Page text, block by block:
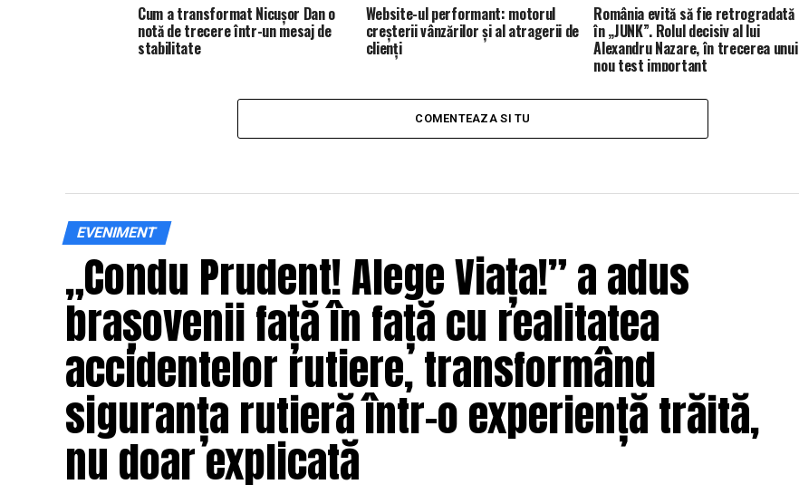
Cum a transformat Nicușor Dan o
notă de trecere într-un mesaj de
stabilitate
Website-ul performant: motorul
creșterii vânzărilor și al atragerii de
clienți
România evită să fie retrogradată
în „JUNK”. Rolul decisiv al lui
Alexandru Nazare, în trecerea unui
nou test important
COMENTEAZA SI TU
EVENIMENT
„Condu Prudent! Alege Viața!” a adus
brașovenii față în față cu realitatea
accidentelor rutiere, transformând
siguranța rutieră într-o experiență trăită,
nu doar explicată